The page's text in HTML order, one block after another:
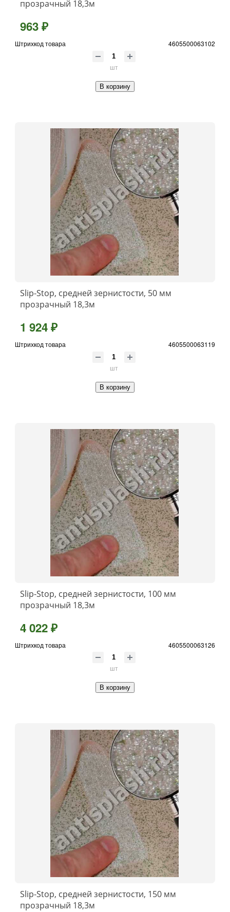
прозрачный 18,3м
963 ₽
Штрихкод товара 4605500063102
шт
В корзину
Slip-Stop, средней зернистости, 50 мм
прозрачный 18,3м
1 924 ₽
Штрихкод товара 4605500063119
шт
В корзину
Slip-Stop, средней зернистости, 100 мм
прозрачный 18,3м
4 022 ₽
Штрихкод товара 4605500063126
шт
В корзину
Slip-Stop, средней зернистости, 150 мм
прозрачный 18,3м